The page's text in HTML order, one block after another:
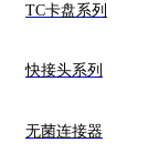
TC卡盘系列
快接头系列
无菌连接器